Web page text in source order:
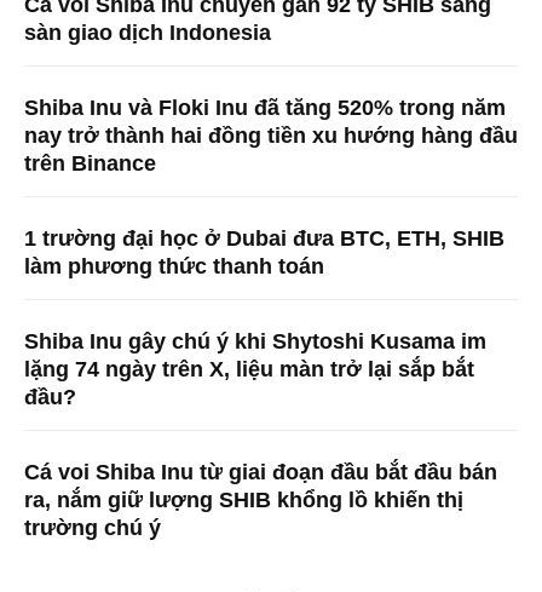
Cá voi Shiba Inu chuyển gần 92 tỷ SHIB sang
sàn giao dịch Indonesia
Shiba Inu và Floki Inu đã tăng 520% ​​trong năm
nay trở thành hai đồng tiền xu hướng hàng đầu
trên Binance
1 trường đại học ở Dubai đưa BTC, ETH, SHIB
làm phương thức thanh toán
Shiba Inu gây chú ý khi Shytoshi Kusama im
lặng 74 ngày trên X, liệu màn trở lại sắp bắt
đầu?
Cá voi Shiba Inu từ giai đoạn đầu bắt đầu bán
ra, nắm giữ lượng SHIB khổng lồ khiến thị
trường chú ý